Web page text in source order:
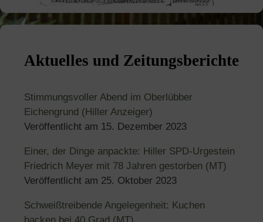
Aktuelles und Zeitungsberichte
Stimmungsvoller Abend im Oberlübber
Eichengrund (Hiller Anzeiger)
Veröffentlicht am 15. Dezember 2023
Einer, der Dinge anpackte: Hiller SPD-Urgestein
Friedrich Meyer mit 78 Jahren gestorben (MT)
Veröffentlicht am 25. Oktober 2023
Schweißtreibende Angelegenheit: Kuchen